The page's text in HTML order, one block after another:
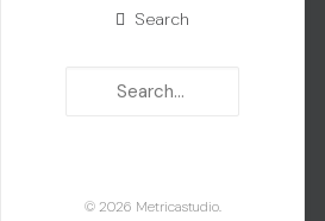
Search
© 2026 Metricastudio.